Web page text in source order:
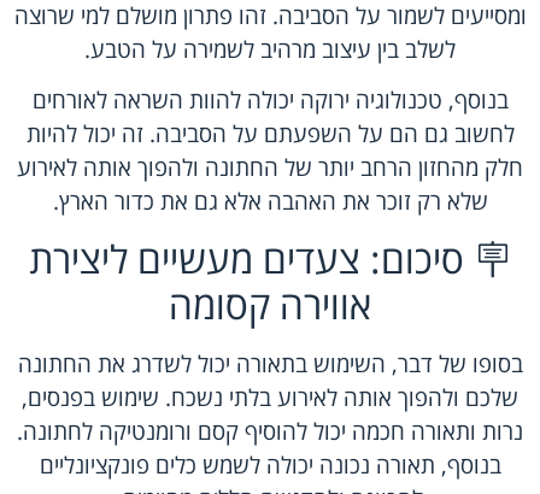
ומסייעים לשמור על הסביבה. זהו פתרון מושלם למי שרוצה
לשלב בין עיצוב מרהיב לשמירה על הטבע.
בנוסף, טכנולוגיה ירוקה יכולה להוות השראה לאורחים
לחשוב גם הם על השפעתם על הסביבה. זה יכול להיות
חלק מהחזון הרחב יותר של החתונה ולהפוך אותה לאירוע
שלא רק זוכר את האהבה אלא גם את כדור הארץ.
🪧 סיכום: צעדים מעשיים ליצירת
אווירה קסומה
בסופו של דבר, השימוש בתאורה יכול לשדרג את החתונה
שלכם ולהפוך אותה לאירוע בלתי נשכח. שימוש בפנסים,
נרות ותאורה חכמה יכול להוסיף קסם ורומנטיקה לחתונה.
בנוסף, תאורה נכונה יכולה לשמש כלים פונקציונליים